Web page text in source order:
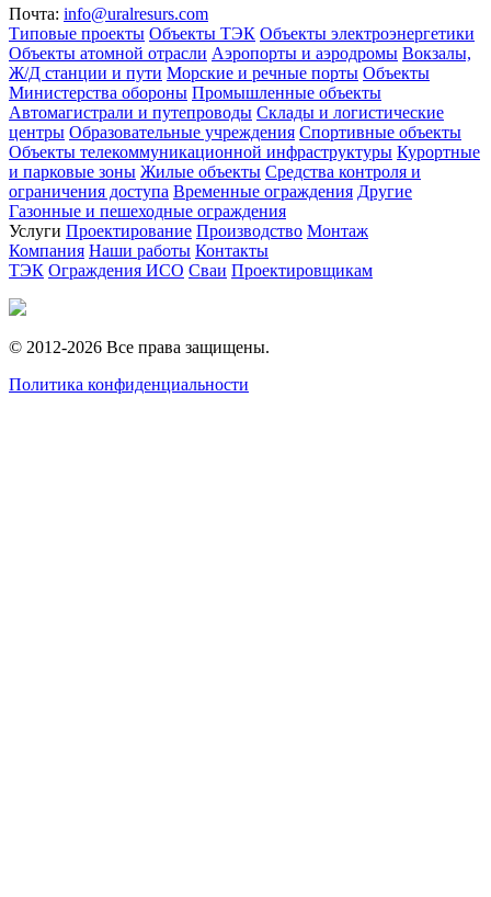
Почта: info@uralresurs.com
Типовые проекты Объекты ТЭК Объекты электроэнергетики
Объекты атомной отрасли Аэропорты и аэродромы Вокзалы,
Ж/Д станции и пути Морские и речные порты Объекты
Министерства обороны Промышленные объекты
Автомагистрали и путепроводы Склады и логистические
центры Образовательные учреждения Спортивные объекты
Объекты телекоммуникационной инфраструктуры Курортные
и парковые зоны Жилые объекты Средства контроля и
ограничения доступа Временные ограждения Другие
Газонные и пешеходные ограждения
Услуги Проектирование Производство Монтаж
Компания Наши работы Контакты
ТЭК Ограждения ИСО Сваи Проектировщикам
© 2012-2026 Все права защищены.
Политика конфиденциальности